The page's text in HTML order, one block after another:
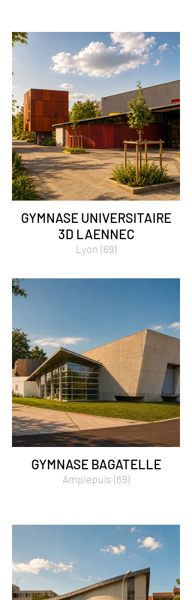
GYMNASE UNIVERSITAIRE
3D LAENNEC
Lyon (69)
GYMNASE BAGATELLE
Amplepuis (69)